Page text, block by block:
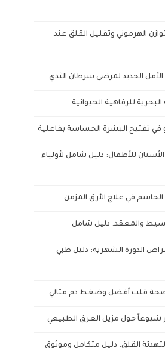
الهرموني وتقليل القلق عند
الأمل الجديد لمرضى سرطان الثدي
للرفاهية الحيوانية
في تفتيح البشرة الحساسة بفاعلية
للأطفال: دليل شامل لأولياء
في علاج الأرق المزمن
والمعقد: دليل شامل
الدورة الشهرية: دليل طبي
قلب أفضل وضغط دم مثالي
شيوعاً حول مزيل العرق الطبيعي
القلق: دليل متكامل وموثوق